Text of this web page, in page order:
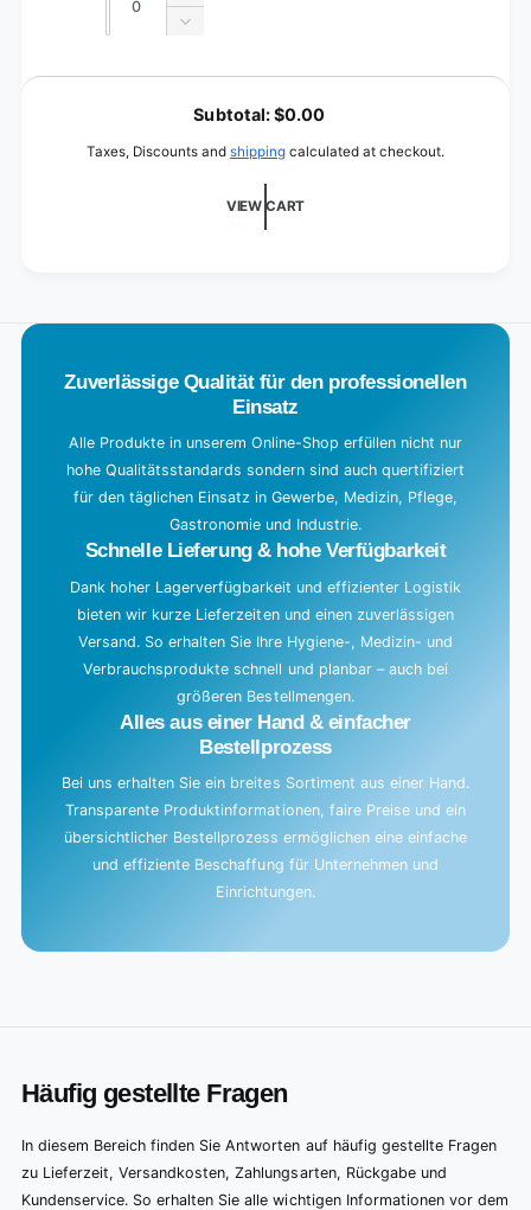
4
cm
quantity
10
3.5
Decrease
for
10
L
Subtotal:$0.00
Taxes, Discounts and shipping calculated at checkout.
VIEW CART
Zuverlässige Qualität für den professionellen
Einsatz
Alle Produkte in unserem Online-Shop erfüllen nicht nur
hohe Qualitätsstandards sondern sind auch quertifiziert
für den täglichen Einsatz in Gewerbe, Medizin, Pflege,
Gastronomie und Industrie.
Schnelle Lieferung & hohe Verfügbarkeit
Dank hoher Lagerverfügbarkeit und effizienter Logistik
bieten wir kurze Lieferzeiten und einen zuverlässigen
Versand. So erhalten Sie Ihre Hygiene-, Medizin- und
Verbrauchsprodukte schnell und planbar – auch bei
größeren Bestellmengen.
Alles aus einer Hand & einfacher
Bestellprozess
Bei uns erhalten Sie ein breites Sortiment aus einer Hand.
Transparente Produktinformationen, faire Preise und ein
übersichtlicher Bestellprozess ermöglichen eine einfache
und effiziente Beschaffung für Unternehmen und
Einrichtungen.
Häufig gestellte Fragen
In diesem Bereich finden Sie Antworten auf häufig gestellte Fragen
zu Lieferzeit, Versandkosten, Zahlungsarten, Rückgabe und
Kundenservice. So erhalten Sie alle wichtigen Informationen vor dem